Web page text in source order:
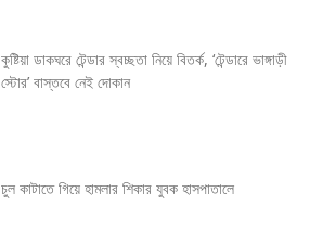
কুষ্টিয়া ডাকঘরে টেন্ডার স্বচ্ছতা নিয়ে বিতর্ক, ‘টেন্ডারে ভাঙ্গাড়ী
স্টোর’ বাস্তবে নেই দোকান
চুল কাটাতে গিয়ে হামলার শিকার যুবক হাসপাতালে